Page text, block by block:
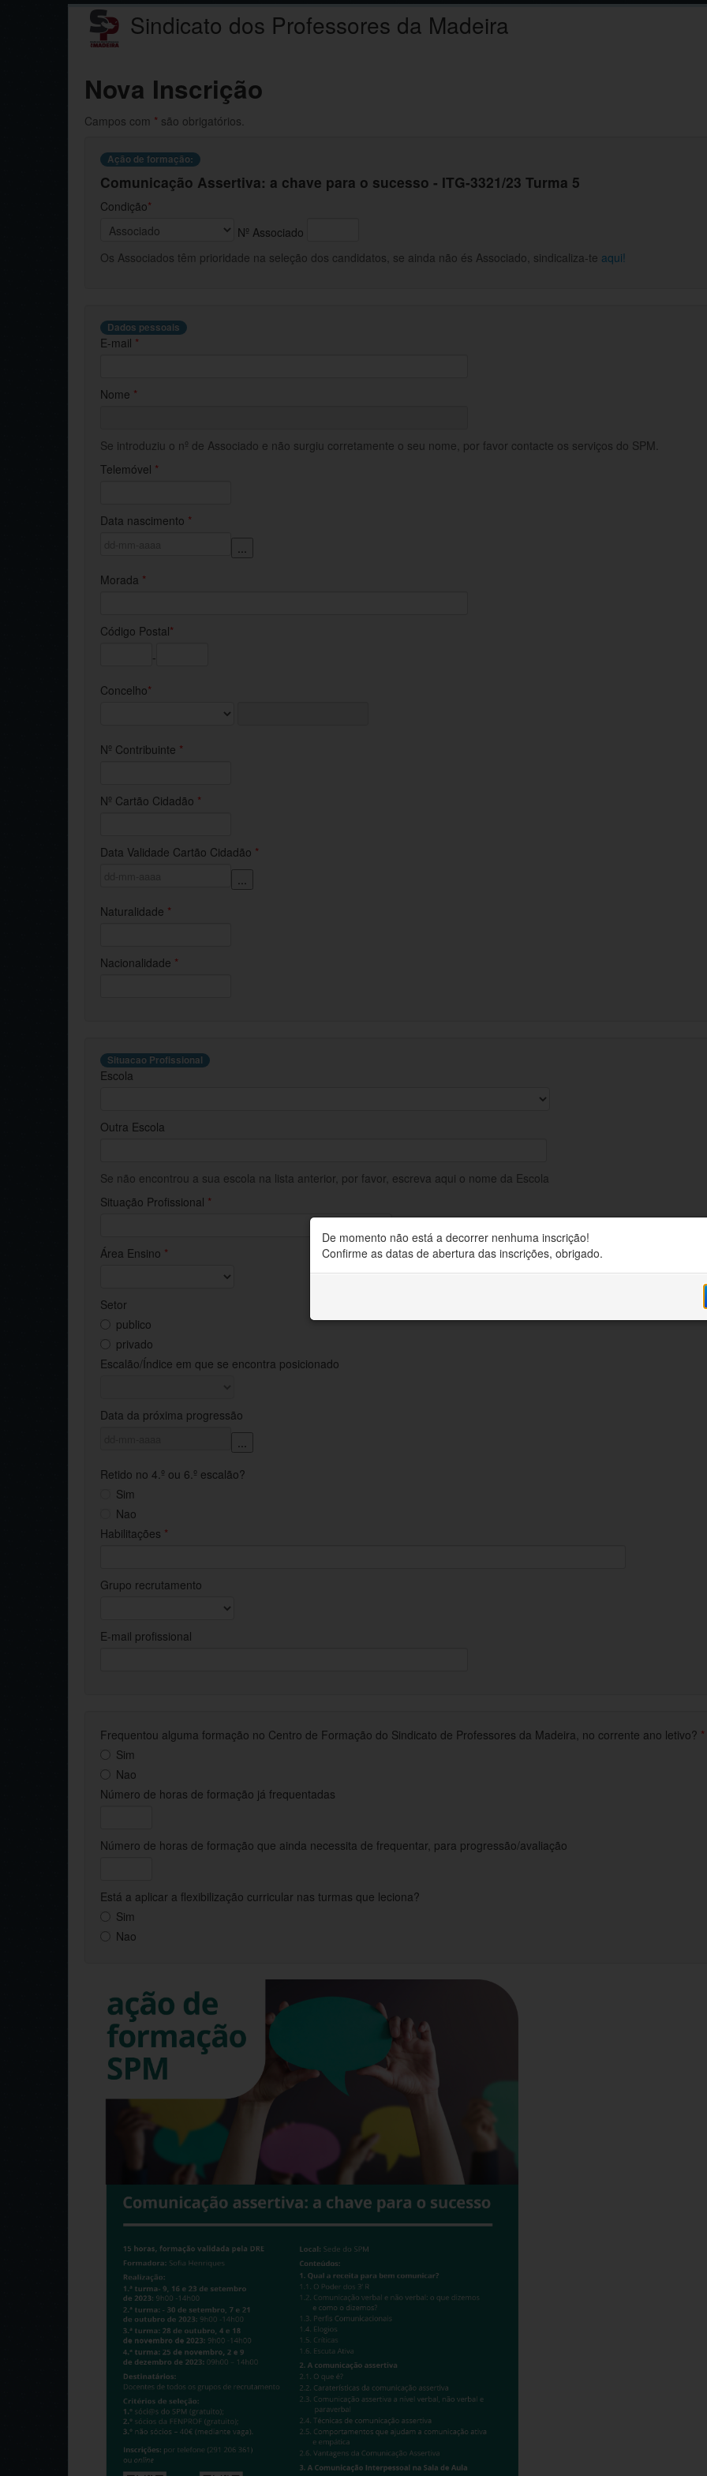
Sindicato dos Professores da Madeira
Nova Inscrição
Campos com * são obrigatórios.
Ação de formação:
Comunicação Assertiva: a chave para o sucesso - ITG-3321/23 Turma 5
Condição*
Nº Associado
Os Associados têm prioridade na seleção dos candidatos, se ainda não és Associado, sindicaliza-te aqui!
Dados pessoais
E-mail *
Nome *
Se introduziu o nº de Associado e não surgiu corretamente o seu nome, por favor contacte os serviços do SPM.
Telemóvel *
Data nascimento *
...
Morada *
Código Postal*
-
Concelho*
Nº Contribuinte *
Nº Cartão Cidadão *
Data Validade Cartão Cidadão *
...
Naturalidade *
Nacionalidade *
Situacao Profissional
Escola
Outra Escola
Se não encontrou a sua escola na lista anterior, por favor, escreva aqui o nome da Escola
Situação Profissional *
Área Ensino *
Setor
publico
privado
Escalão/Índice em que se encontra posicionado
Data da próxima progressão
...
Retido no 4.º ou 6.º escalão?
Sim
Nao
Habilitações *
Grupo recrutamento
E-mail profissional
Frequentou alguma formação no Centro de Formação do Sindicato de Professores da Madeira, no corrente ano letivo? *
Sim
Nao
Número de horas de formação já frequentadas
Número de horas de formação que ainda necessita de frequentar, para progressão/avaliação
Está a aplicar a flexibilização curricular nas turmas que leciona?
Sim
Nao
De momento não está a decorrer nenhuma inscrição!
Confirme as datas de abertura das inscrições, obrigado.